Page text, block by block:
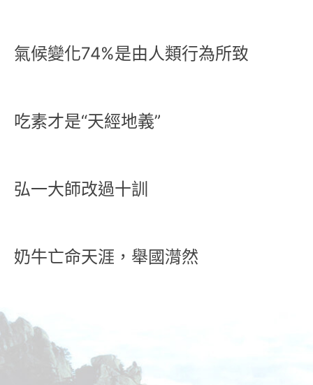
氣候變化74%是由人類行為所致
吃素才是“天經地義”
弘一大師改過十訓
奶牛亡命天涯，舉國潸然